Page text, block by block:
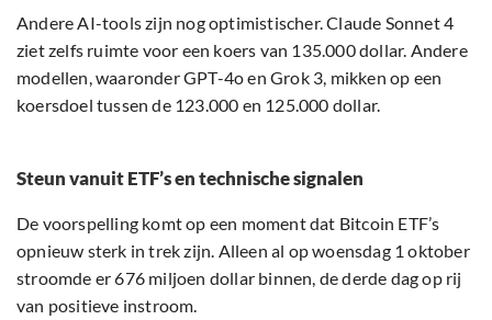
Andere AI-tools zijn nog optimistischer. Claude Sonnet 4
ziet zelfs ruimte voor een koers van 135.000 dollar. Andere
modellen, waaronder GPT-4o en Grok 3, mikken op een
koersdoel tussen de 123.000 en 125.000 dollar.
Steun vanuit ETF’s en technische signalen
De voorspelling komt op een moment dat Bitcoin ETF’s
opnieuw sterk in trek zijn. Alleen al op woensdag 1 oktober
stroomde er 676 miljoen dollar binnen, de derde dag op rij
van positieve instroom.